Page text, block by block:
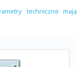
techniczne mają